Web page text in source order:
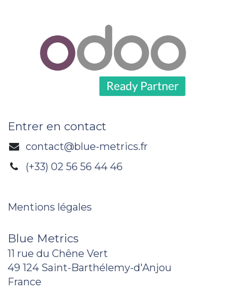
Entrer en contact
contact@blue-metrics.fr
(+33) 02 56 56 44 46
Mentions légales
Blue Metrics
11 rue du Chêne Vert
49 124 Saint-Barthélemy-d'Anjou
France